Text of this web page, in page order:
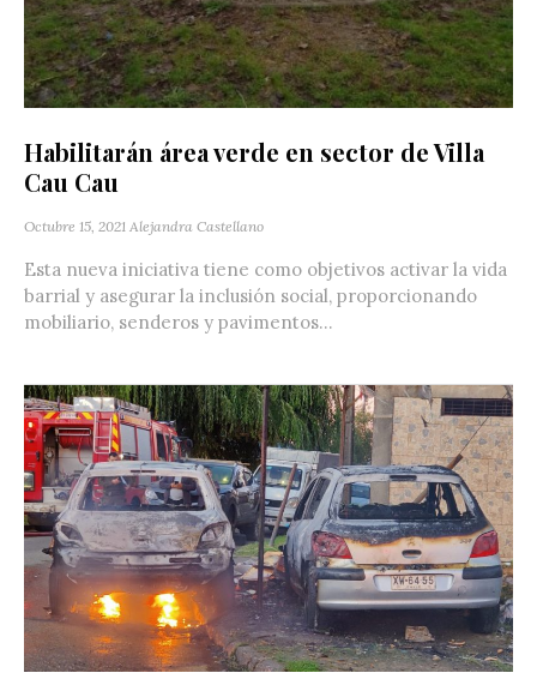
Habilitarán área verde en sector de Villa
Cau Cau
Octubre 15, 2021 Alejandra Castellano
Esta nueva iniciativa tiene como objetivos activar la vida
barrial y asegurar la inclusión social, proporcionando
mobiliario, senderos y pavimentos...